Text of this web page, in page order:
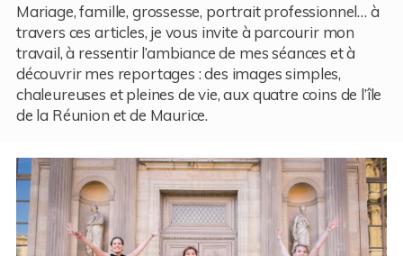
Mariage, famille, grossesse, portrait professionnel… à
travers ces articles, je vous invite à parcourir mon
travail, à ressentir l’ambiance de mes séances et à
découvrir mes reportages : des images simples,
chaleureuses et pleines de vie, aux quatre coins de l’île
de la Réunion et de Maurice.